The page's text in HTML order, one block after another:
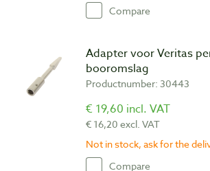
Compare
Adapter voor Veritas
booromslag
Productnumber: 30443
€ 19,60 incl. VAT
€ 16,20 excl. VAT
Not in stock, ask for the
Compare